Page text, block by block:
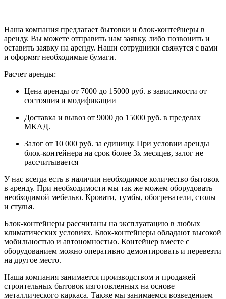
Наша компания предлагает бытовки и блок-контейнеры в
аренду. Вы можете отправить нам заявку, либо позвонить и
оставить заявку на аренду. Наши сотрудники свяжутся с вами
и оформят необходимые бумаги.
Расчет аренды:
Цена аренды от 7000 до 15000 руб. в зависимости от
состояния и модификации
Доставка и вывоз от 9000 до 15000 руб. в пределах
МКАД.
Залог от 10 000 руб. за единицу. При условии аренды
блок-контейнера на срок более 3х месяцев, залог не
рассчитывается
У нас всегда есть в наличии необходимое количество бытовок
в аренду. При необходимости мы так же можем оборудовать
необходимой мебелью. Кровати, тумбы, обогреватели, столы
и стулья.
Блок-контейнеры рассчитаны на эксплуатацию в любых
климатических условиях. Блок-контейнеры обладают высокой
мобильностью и автономностью. Контейнер вместе с
оборудованием можно оперативно демонтировать и перевезти
на другое место.
Наша компания занимается производством и продажей
строительных бытовок изготовленных на основе
металлического каркаса. Также мы занимаемся возведением